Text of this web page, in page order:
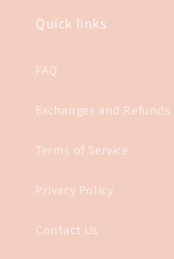
Quick links
FAQ
Exchanges and Refunds
Terms of Service
Privacy Policy
Contact Us